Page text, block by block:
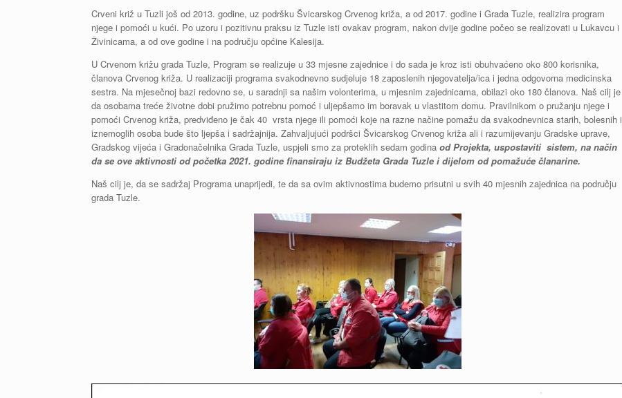
Crveni križ u Tuzli još od 2013. godine, uz podršku Švicarskog Crvenog križa, a od 2017. godine i Grada Tuzle, realizira program
njege i pomoći u kući. Po uzoru i pozitivnu praksu iz Tuzle isti ovakav program, nakon dvije godine počeo se realizovati u Lukavcu i
Živinicama, a od ove godine i na području općine Kalesija.
U Crvenom križu grada Tuzle, Program se realizuje u 33 mjesne zajednice i do sada je kroz isti obuhvaćeno oko 800 korisnika,
članova Crvenog križa. U realizaciji programa svakodnevno sudjeluje 18 zaposlenih njegovatelja/ica i jedna odgovorna medicinska
sestra. Na mjesečnoj bazi redovno se, u saradnji sa našim volonterima, u mjesnim zajednicama, obilazi oko 180 članova. Naš cilj je
da osobama treće životne dobi pružimo potrebnu pomoć i uljepšamo im boravak u vlastitom domu. Pravilnikom o pružanju njege i
pomoći Crvenog križa, predviđeno je čak 40 vrsta njege ili pomoći koje na razne načine pomažu da svakodnevnica starih, bolesnih i
iznemoglih osoba bude što ljepša i sadržajnija. Zahvaljujući podršci Švicarskog Crvenog križa ali i razumijevanju Gradske uprave,
Gradskog vijeća i Gradonačelnika Grada Tuzle, uspjeli smo za proteklih sedam godina od Projekta, uspostaviti sistem, na način
da se ove aktivnosti od početka 2021. godine finansiraju iz Budžeta Grada Tuzle i dijelom od pomažuće članarine.
Naš cilj je, da se sadržaj Programa unaprijedi, te da sa ovim aktivnostima budemo prisutni u svih 40 mjesnih zajednica na području
grada Tuzle.